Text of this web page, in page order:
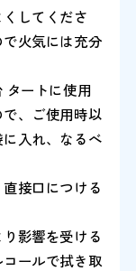
くしてくださ
火気には充分
タートに使用
、ご使用時以
入れ、なるべ
接口につける
影響を受ける
ールで拭き取